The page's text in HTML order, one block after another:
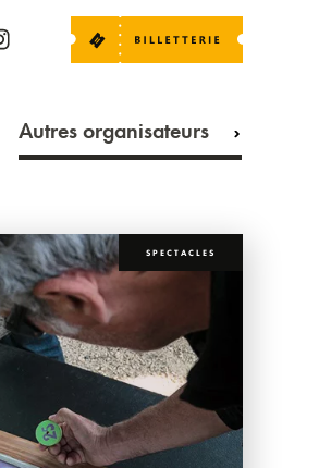
Autres organisateurs
SPECTACLES